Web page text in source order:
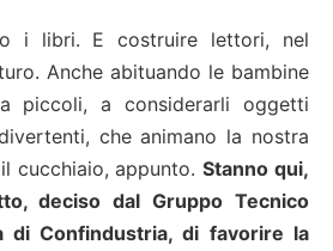
i libri. E costruire lettori, nel
Anche abituando le bambine
piccoli, a considerarli oggetti
che animano la nostra
cucchiaio, appunto.Stanno qui,
deciso dal Gruppo Tecnico
di Confindustria, di favorire la